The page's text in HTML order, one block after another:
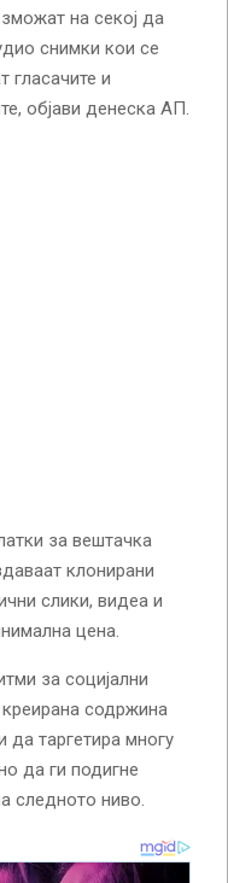
на секој да
снимки кои се
гласачите и
објави денеска АП.
за вештачка
клонирани
слики, видеа и
цена.
за социјални
содржина
таргетира многу
да ги подигне
следното ниво.